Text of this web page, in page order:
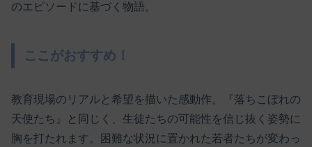
のエピソードに基づく物語。
ここがおすすめ！
教育現場のリアルと希望を描いた感動作。『落ちこぼれの
天使たち』と同じく、生徒たちの可能性を信じ抜く姿勢に
胸を打たれます。困難な状況に置かれた若者たちが変わっ